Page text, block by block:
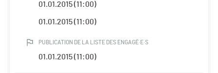
01.01.2015 (11:00)
01.01.2015 (11:00)
PUBLICATION DE LA LISTE DES ENGAGÉ·E·S
01.01.2015 (11:00)